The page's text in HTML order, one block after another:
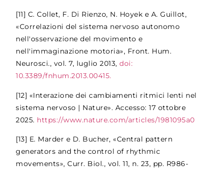
[11] C. Collet, F. Di Rienzo, N. Hoyek e A. Guillot,
«Correlazioni del sistema nervoso autonomo
nell'osservazione del movimento e
nell'immaginazione motoria», Front. Hum.
Neurosci., vol. 7, luglio 2013,doi:
10.3389/fnhum.2013.00415.
[12] «Interazione dei cambiamenti ritmici lenti nel
sistema nervoso | Nature». Accesso: 17 ottobre
2025. https://www.nature.com/articles/1981095a0
[13] E. Marder e D. Bucher, «Central pattern
generators and the control of rhythmic
movements», Curr. Biol., vol. 11, n. 23, pp. R986-